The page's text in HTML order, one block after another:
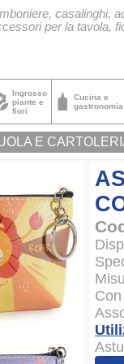
casalinghi,
per la tavola,
Ingrosso
piante e
fiori
Cucina e
gastronomia
E